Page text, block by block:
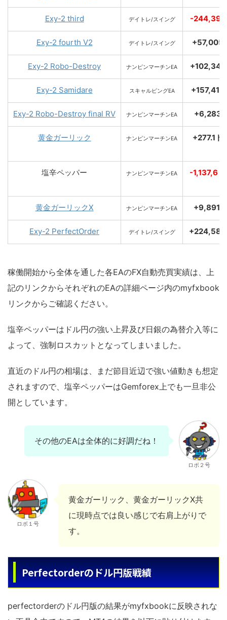
Exy-2 third デイトレ/スイング -244,397
Exy-2 fourth V2 デイトレ/スイング +57,005
Exy-2 Robo-Destroy ナンピンマーチンEA +102,347
Exy-2 Samidare スキャルピングEA +157,419
Exy-2 Robo-Destroy final RV ナンピンマーチンEA +6,283
黄金ガーリック ナンピンマーチンEA +277.1ド
塩辛ペッパー ナンピンマーチンEA -1,137,6
黄金ガーリックX ナンピンマーチンEA +9,891
Exy-2 PerfectOrder デイトレ/スイング +224,588
稼働開始から全体を通した各EAのFX自動売買実績は、上
記のリンクからそれぞれのEAの詳細ページ内のmyfxbook
リンクからご確認ください。
塩辛ペッパーはドル円の強い上昇及び日銀の為替介入等に
よって、強制ロスカットとなってしまいました。
直近のドル円の相場は、まだ節目近辺で強い値動きも想定
されますので、塩辛ペッパーはGemforex上でも一旦非公
開としています。
その他のEAは全体的に好調だね！
ロボ２号
ロボ１号
黄金ガーリック、黄金ガーリックX共
に現時点では良い感じで右肩上がりで
す。
Perfectorderのドル円版戦績
perfectorderのドル円版の結果がmyfxbookに反映されな